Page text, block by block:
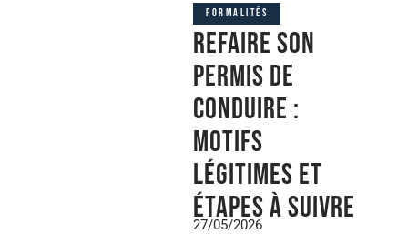
FORMALITÉS
Refaire son
permis de
conduire :
motifs
légitimes et
étapes à suivre
27/05/2026